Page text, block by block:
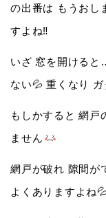
の出番は もうおし
すよね‼️
いざ 窓を開ける
ない💦 重くなり
もしかすると 網戸
ません
網戸が破れ 隙間が
よくありますよね💦